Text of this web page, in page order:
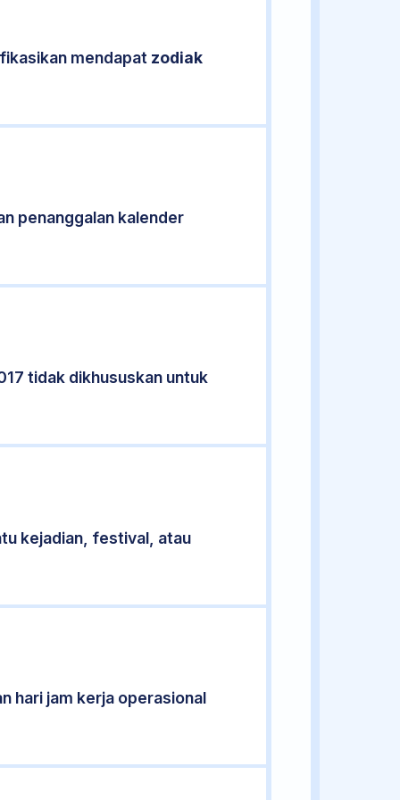
mendapat zodiak
penanggalan kalender
tidak dikhususkan untuk
kejadian, festival, atau
hari jam kerja operasional